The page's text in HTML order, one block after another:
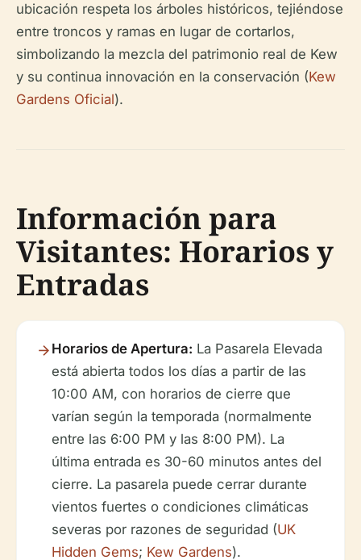
ubicación respeta los árboles históricos, tejiéndose
entre troncos y ramas en lugar de cortarlos,
simbolizando la mezcla del patrimonio real de Kew
y su continua innovación en la conservación (Kew
Gardens Oficial).
Información para
Visitantes: Horarios y
Entradas
Horarios de Apertura: La Pasarela Elevada
está abierta todos los días a partir de las
10:00 AM, con horarios de cierre que
varían según la temporada (normalmente
entre las 6:00 PM y las 8:00 PM). La
última entrada es 30-60 minutos antes del
cierre. La pasarela puede cerrar durante
vientos fuertes o condiciones climáticas
severas por razones de seguridad (UK
Hidden Gems; Kew Gardens).